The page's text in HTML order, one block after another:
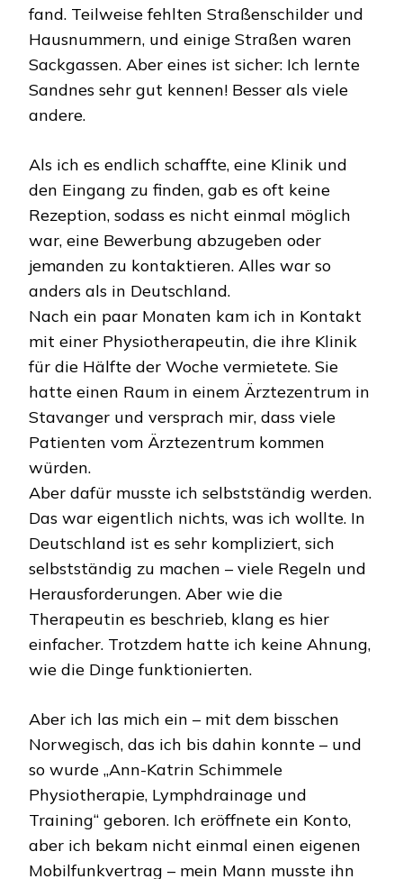
fand. Teilweise fehlten Straßenschilder und
Hausnummern, und einige Straßen waren
Sackgassen. Aber eines ist sicher: Ich lernte
Sandnes sehr gut kennen! Besser als viele
andere.
Als ich es endlich schaffte, eine Klinik und
den Eingang zu finden, gab es oft keine
Rezeption, sodass es nicht einmal möglich
war, eine Bewerbung abzugeben oder
jemanden zu kontaktieren. Alles war so
anders als in Deutschland.
Nach ein paar Monaten kam ich in Kontakt
mit einer Physiotherapeutin, die ihre Klinik
für die Hälfte der Woche vermietete. Sie
hatte einen Raum in einem Ärztezentrum in
Stavanger und versprach mir, dass viele
Patienten vom Ärztezentrum kommen
würden.
Aber dafür musste ich selbstständig werden.
Das war eigentlich nichts, was ich wollte. In
Deutschland ist es sehr kompliziert, sich
selbstständig zu machen – viele Regeln und
Herausforderungen. Aber wie die
Therapeutin es beschrieb, klang es hier
einfacher. Trotzdem hatte ich keine Ahnung,
wie die Dinge funktionierten.
Aber ich las mich ein – mit dem bisschen
Norwegisch, das ich bis dahin konnte – und
so wurde „Ann-Katrin Schimmele
Physiotherapie, Lymphdrainage und
Training“ geboren. Ich eröffnete ein Konto,
aber ich bekam nicht einmal einen eigenen
Mobilfunkvertrag – mein Mann musste ihn